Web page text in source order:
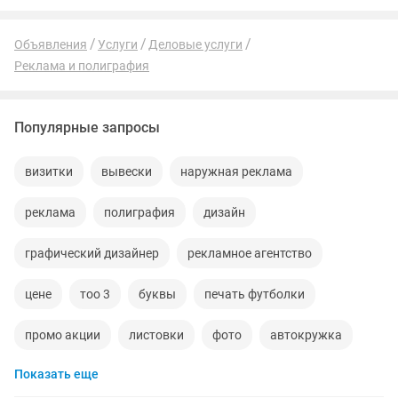
Объявления Услуги
Деловые услуги
Реклама и полиграфия
Популярные запросы
визитки вывески наружная реклама
реклама полиграфия дизайн
графический дизайнер рекламное агентство
цене тоо 3 буквы печать футболки
промо акции листовки фото автокружка
графический дизайн
Показать еще